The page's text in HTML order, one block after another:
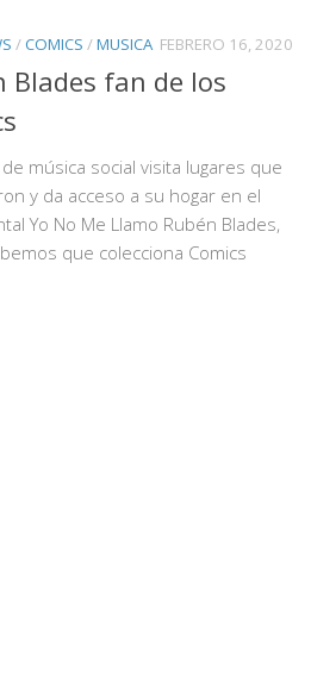
/COMICS /MUSICA FEBRERO 16, 2020
Blades fan de los
música social visita lugares que
y da acceso a su hogar en el
Yo No Me Llamo Rubén Blades,
que colecciona Comics